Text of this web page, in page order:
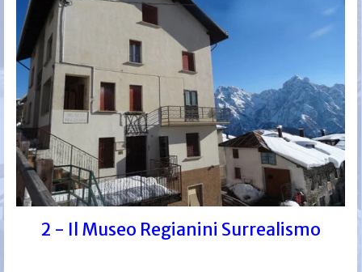
2 - Il Museo Regianini Surrealismo